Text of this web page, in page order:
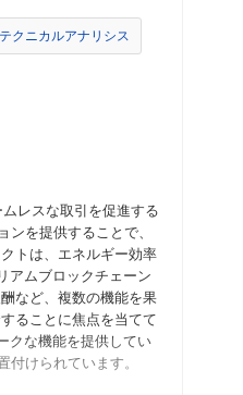
テクニカルアナリシス
レスな取引を促進する
を提供することで、
トは、エネルギー効率
アムブロックチェーン
など、複数の機能を果
ることに焦点を当てて
クな機能を提供してい
けられています。